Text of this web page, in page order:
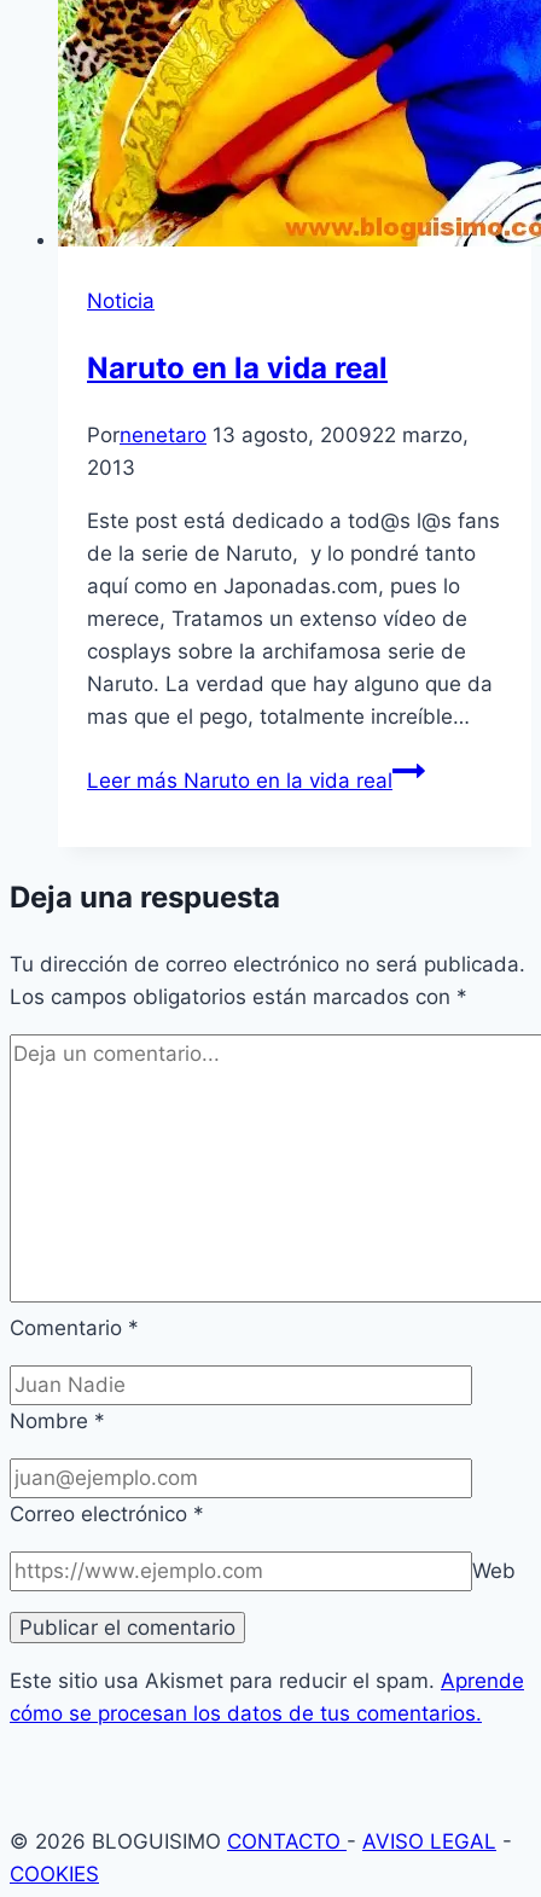
Noticia
Naruto en la vida real
Pornenetaro 13 agosto, 200922 marzo,
2013
Este post está dedicado a tod@s l@s fans
de la serie de Naruto, y lo pondré tanto
aquí­ como en Japonadas.com, pues lo
merece, Tratamos un extenso ví­deo de
cosplays sobre la archifamosa serie de
Naruto. La verdad que hay alguno que da
mas que el pego, totalmente increí­ble…
Leer más Naruto en la vida real
Deja una respuesta
Tu dirección de correo electrónico no será publicada.
Los campos obligatorios están marcados con *
Comentario *
Nombre *
Correo electrónico *
Web
Este sitio usa Akismet para reducir el spam. Aprende
cómo se procesan los datos de tus comentarios.
© 2026 BLOGUISIMO CONTACTO - AVISO LEGAL -
COOKIES